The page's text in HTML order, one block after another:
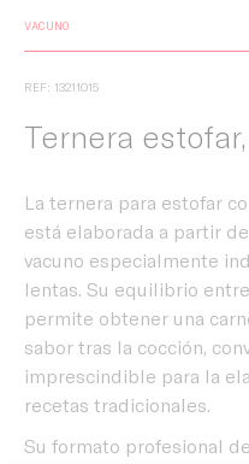
Inicio
VACUNO
REF: 13211015
Ternera
La ternera para estofar
está elaborada a partir
vacuno especialmente
lentas. Su equilibrio
permite obtener una
sabor tras la cocción,
imprescindible para la
recetas tradicionales.
Su formato profesional